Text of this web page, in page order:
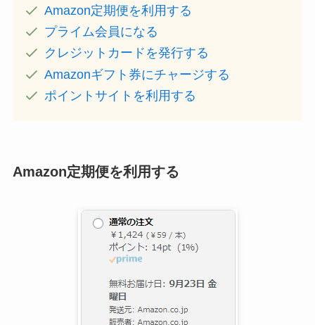
Amazon定期便を利用する
プライム会員になる
クレジットカードを発行する
Amazonギフト券にチャージする
ポイントサイトを利用する
Amazon定期便を利用する